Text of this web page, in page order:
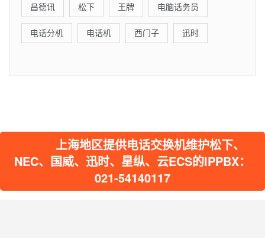
昌德讯 松下 王牌 电脑话务员
电话分机 电话机 西门子 迅时
上海地区提供电话交换机维护松下、
NEC、国威、迅时、星纵、云ECS的IPPBX：
021-54140117